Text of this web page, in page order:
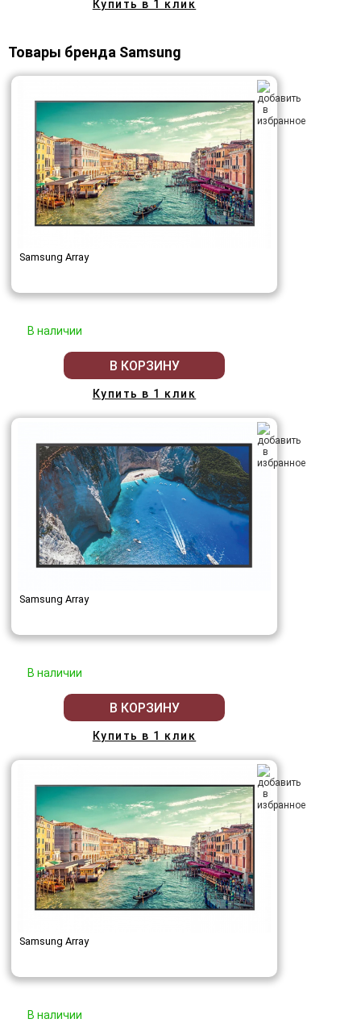
Купить в 1 клик
Товары бренда Samsung
Samsung Array
В наличии
В КОРЗИНУ
Купить в 1 клик
Samsung Array
В наличии
В КОРЗИНУ
Купить в 1 клик
Samsung Array
В наличии